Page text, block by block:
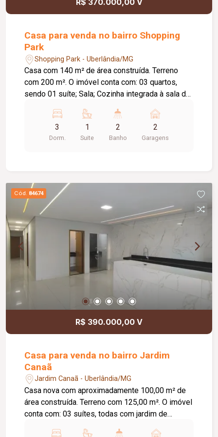
R$ 370.000,00 V
Casa para venda no bairro Shopping
Park
Shopping Park - Uberlândia/MG
Casa com 140 m² de área construída. Terreno
com 200 m². O imóvel conta com: 03 quartos,
sendo 01 suíte; Sala; Cozinha integrada à sala de
Lavanderia independente e coberta; Diferenciais:
Imóvel recém-reformado, em fase final de
acabamento; Varanda gourmet ampla, ideal para
de venda: R$ 370.000,00.
3
Dorm.
1
Suite
2
Banho
2
Garagens
Cód. 84674
R$ 390.000,00 V
Casa para venda no bairro Jardim
Canaã
Jardim Canaã - Uberlândia/MG
Casa nova com aproximadamente 100,00 m² de
área construída. Terreno com 125,00 m². O imóvel
conta com: 03 suítes, todas com jardim de